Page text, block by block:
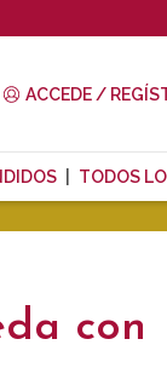
ACCEDE /
TODOS
con